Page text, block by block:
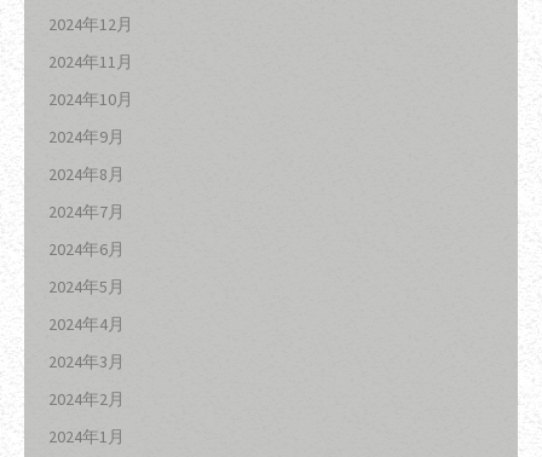
2024年12月
2024年11月
2024年10月
2024年9月
2024年8月
2024年7月
2024年6月
2024年5月
2024年4月
2024年3月
2024年2月
2024年1月